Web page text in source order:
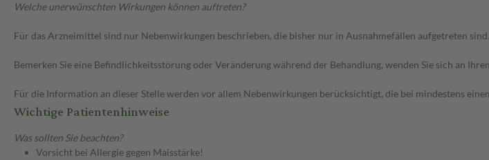
Welche unerwünschten Wirkungen können auftreten?
Für das Arzneimittel sind nur Nebenwirkungen beschrieben, die bisher nur in Ausnahmefällen aufgetreten sind.
Bemerken Sie eine Befindlichkeitsstörung oder Veränderung während der Behandlung, wenden Sie sich an
Für die Information an dieser Stelle werden vor allem Nebenwirkungen berücksichtigt, die bei mindestens
Wichtige Patientenhinweise
Was sollten Sie beachten?
Vorsicht bei Allergie gegen Maisstärke!